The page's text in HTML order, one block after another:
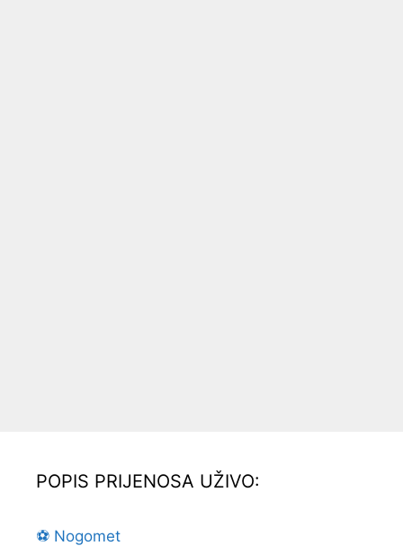
POPIS PRIJENOSA UŽIVO:
⚽ Nogomet